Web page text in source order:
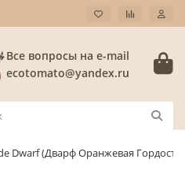
Все вопросы на e-mail
ecotomato@yandex.ru
Dwarf (Дварф Оранжевая Гордость)